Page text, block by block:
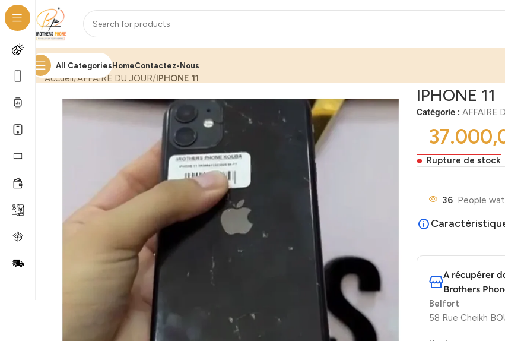
All CategoriesHomeContactez-Nous
Accueil AFFAIRE DU JOUR IPHONE 11
IPHONE 11
Catégorie : AFFAIRE
Rupture de stock
36 People
A récupérer
Brothers
Belfort
58 Rue Cheikh